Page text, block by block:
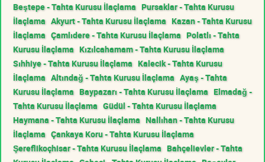
Beştepe - Tahta Kurusu İlaçlama Pursaklar - Tahta Kurusu
İlaçlama Akyurt - Tahta Kurusu İlaçlama Kazan - Tahta Kurusu
İlaçlama Çamlıdere - Tahta Kurusu İlaçlama Polatlı - Tahta
Kurusu İlaçlama Kızılcahamam - Tahta Kurusu İlaçlama
Sıhhiye - Tahta Kurusu İlaçlama Kalecik - Tahta Kurusu
İlaçlama Altındağ - Tahta Kurusu İlaçlama Ayaş - Tahta
Kurusu İlaçlama Baypazarı - Tahta Kurusu İlaçlama Elmadağ -
Tahta Kurusu İlaçlama Güdül - Tahta Kurusu İlaçlama
Haymana - Tahta Kurusu İlaçlama Nallıhan - Tahta Kurusu
İlaçlama Çankaya Koru - Tahta Kurusu İlaçlama
Şereflikoçhisar - Tahta Kurusu İlaçlama Bahçelievler - Tahta